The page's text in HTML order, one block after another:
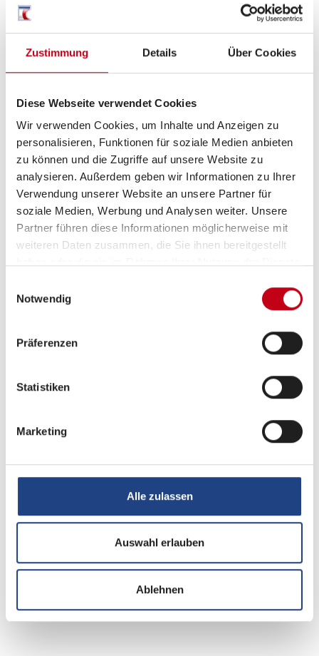
Zustimmung Details Über Cookies
Diese Webseite verwendet Cookies
Wir verwenden Cookies, um Inhalte und Anzeigen zu
personalisieren, Funktionen für soziale Medien anbieten
zu können und die Zugriffe auf unsere Website zu
analysieren. Außerdem geben wir Informationen zu Ihrer
Verwendung unserer Website an unsere Partner für
soziale Medien, Werbung und Analysen weiter. Unsere
Partner führen diese Informationen möglicherweise mit
weiteren Daten zusammen, die Sie ihnen bereitgestellt
Notwendig
Präferenzen
Statistiken
Marketing
Alle zulassen
Auswahl erlauben
Ablehnen
Ausstattung
Fahrgestell
Multifunktionslenkrad
Lederlenkrad
Zentralverriegelung
Tempomat
Aufbau
Heizung / Klima
Klimaanlage
Kompressor-Kühlschrank